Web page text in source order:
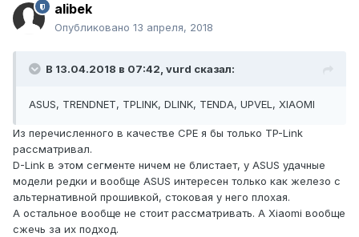
alibek
Опубликовано 13 апреля, 2018
В 13.04.2018 в 07:42, vurd сказал:
ASUS, TRENDNET, TPLINK, DLINK, TENDA, UPVEL, XIAOMI
Из перечисленного в качестве CPE я бы только TP-Link
рассматривал.
D-Link в этом сегменте ничем не блистает, у ASUS удачные
модели редки и вообще ASUS интересен только как железо с
альтернативной прошивкой, стоковая у него плохая.
А остальное вообще не стоит рассматривать. А Xiaomi вообще
сжечь за их подход.